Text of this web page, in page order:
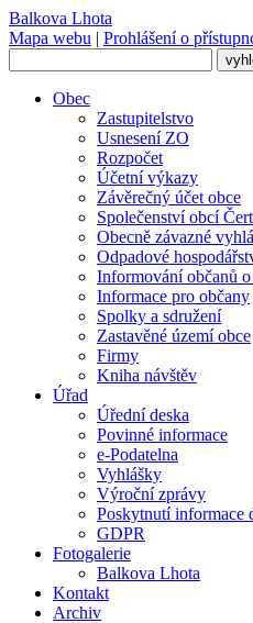
Balkova Lhota
Mapa webu | Prohlášení o
Obec
Zastupitelstvo
Usnesení ZO
Rozpočet
Účetní výkazy
Závěrečný účet obce
Společenství obcí
Obecně závazné
Odpadové
Informování občanů
Informace pro občany
Spolky a sdružení
Zastavěné území obce
Firmy
Kniha návštěv
Úřad
Úřední deska
Povinné informace
e-Podatelna
Vyhlášky
Výroční zprávy
Poskytnutí informace
GDPR
Fotogalerie
Balkova Lhota
Kontakt
Archiv